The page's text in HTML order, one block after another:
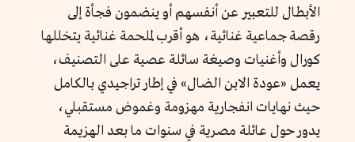
الأبطال للتعبير عن أنفسهم أو ينضمون فجأة إلى
رقصة جماعية غنائية، هو أقرب لملحمة غنائية يتخللها
كورال وأغنيات وصيغة سائلة عصية على التصنيف،
يعمل «عودة الابن الضال» في إطار تراجيدي بالكامل
حيث نهايات انفجارية مهزومة وغموض مستقبلي،
يدور حول عائلة مصرية في سنوات ما بعد الهزيمة